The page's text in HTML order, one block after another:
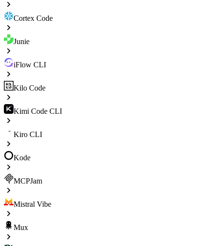
Cortex Code
Junie
iFlow CLI
Kilo Code
Kimi Code CLI
Kiro CLI
Kode
MCPJam
Mistral Vibe
Mux